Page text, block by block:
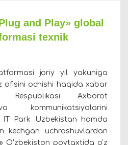
and Play» global
texnik
joriy yil yakuniga
ofisini ochishi haqida xabar
Respublikasi Axborot
kommunikatsiyalarini
IT Park Uzbekistan hamda
kechgan uchrashuvlardan
O‘zbekiston poytaxtida o‘z